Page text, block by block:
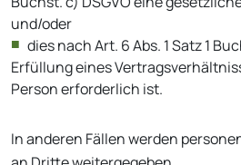
und/oder
dies nach Art. 6 Abs. 1 Satz 1
Erfüllung eines
Person erforderlich ist.
In anderen Fällen werden